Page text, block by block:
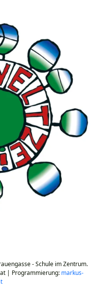
- Schule im Zentrum.
| Programmierung: markus-